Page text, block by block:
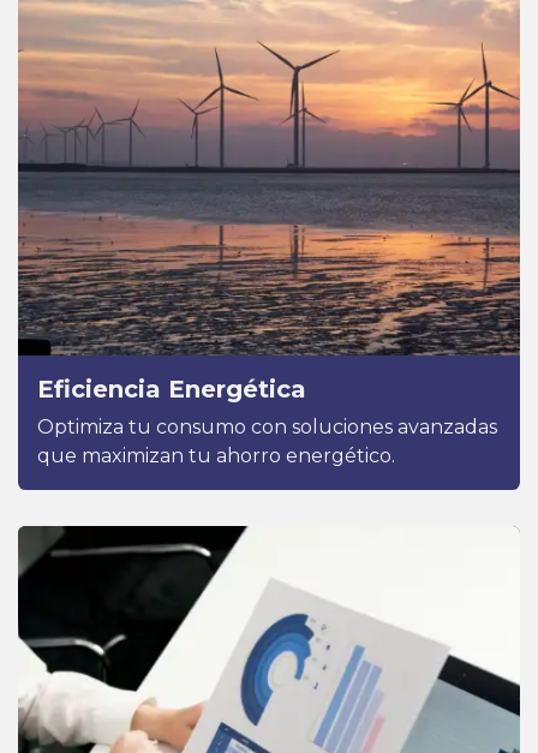
Eficiencia Energética
Optimiza tu consumo con soluciones avanzadas
que maximizan tu ahorro energético.